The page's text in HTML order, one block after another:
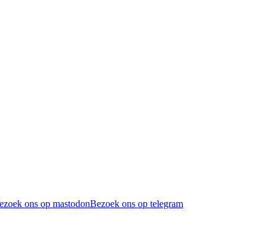
ons op mastodonBezoek ons op telegram